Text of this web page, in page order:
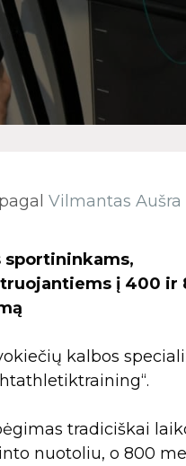
pagal Vilmantas Aušra
sportininkams,
į 400 ir
kalbos
tradiciškai
nuotoliu, o 800